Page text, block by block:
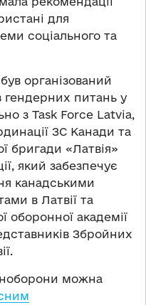
для
соціального та
організований
питань у
з Task Force Latvia,
ЗС Канади та
бригади «Латвія»
який забезпечує
канадськими
в Латвії та
оборонної академії
Збройних
можна